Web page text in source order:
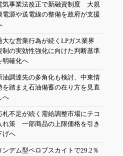
気事業法改正で新融資制度 大規
電源や送電線の整備を政府が支援
大な営業行為が続くLPガス業界
制の実効性強化に向けた判断基準
明確化へ
油調達先の多角化も検討、中東情
を踏まえ石油備蓄の在り方を見直
へ
札不足が続く需給調整市場にテコ
れ策 一部商品の上限価格を引き
げへ
ンデム型ペロブスカイトで29.2％